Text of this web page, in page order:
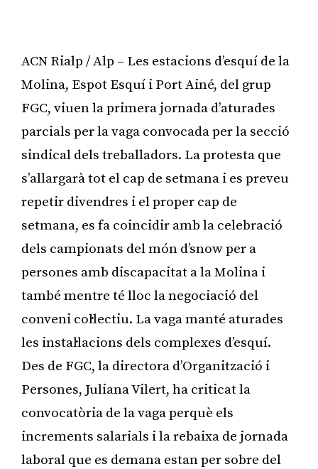
ACN Rialp / Alp – Les estacions d’esquí de la
Molina, Espot Esquí i Port Ainé, del grup
FGC, viuen la primera jornada d’aturades
parcials per la vaga convocada per la secció
sindical dels treballadors. La protesta que
s’allargarà tot el cap de setmana i es preveu
repetir divendres i el proper cap de
setmana, es fa coincidir amb la celebració
dels campionats del món d’snow per a
persones amb discapacitat a la Molina i
també mentre té lloc la negociació del
conveni col·lectiu. La vaga manté aturades
les instal·lacions dels complexes d’esquí.
Des de FGC, la directora d’Organització i
Persones, Juliana Vilert, ha criticat la
convocatòria de la vaga perquè els
increments salarials i la rebaixa de jornada
laboral que es demana estan per sobre del